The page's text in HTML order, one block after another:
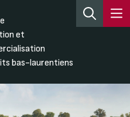
et
bas-laurentiens